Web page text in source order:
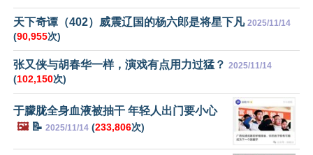
天下奇谭（402）威震辽国的杨六郎是将星下凡 2025/11/14
(90,955次)
张又侠与胡春华一样，演戏有点用力过猛？ 2025/11/14
(102,150次)
于朦胧全身血液被抽干 年轻人出门要小心
🖼️📝 2025/11/14 (233,806次)